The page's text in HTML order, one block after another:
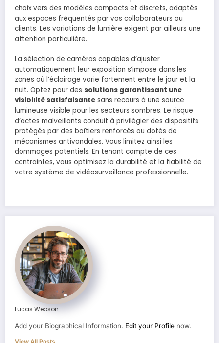
choix vers des modèles compacts et discrets, adaptés
aux espaces fréquentés par vos collaborateurs ou
clients. Les variations de lumière exigent par ailleurs une
attention particulière.
La sélection de caméras capables d’ajuster
automatiquement leur exposition s’impose dans les
zones où l’éclairage varie fortement entre le jour et la
nuit. Optez pour des solutions garantissant une
visibilité satisfaisante sans recours à une source
lumineuse visible pour les secteurs sombres. Le risque
d’actes malveillants conduit à privilégier des dispositifs
protégés par des boîtiers renforcés ou dotés de
mécanismes antivandales. Vous limitez ainsi les
dommages potentiels. En tenant compte de ces
contraintes, vous optimisez la durabilité et la fiabilité de
votre système de vidéosurveillance professionnelle.
Lucas Webson
Add your Biographical Information. Edit your Profile now.
View All Posts